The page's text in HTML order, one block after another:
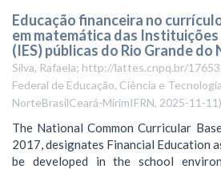
Educação financeira no
em matemática das Instituições
(IES) públicas do Rio Grande do
Silva, Rafaela; http://lattes.cnpq.br/
Federal de Educação, Ciência e
NorteBrasilCeará-MirimIFRN, 2025-11-11)
The National Common Curricular
2017, designates Financial Education
be developed in the school